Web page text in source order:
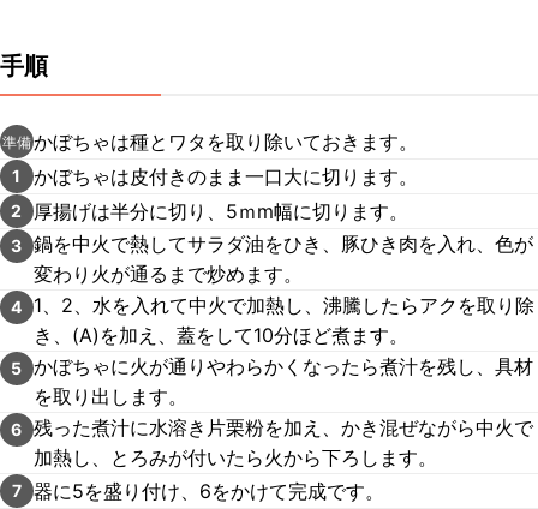
手順
準備かぼちゃは種とワタを取り除いておきます。
1 かぼちゃは皮付きのまま一口大に切ります。
2 厚揚げは半分に切り、5ｍm幅に切ります。
3 鍋を中火で熱してサラダ油をひき、豚ひき肉を入れ、色が
変わり火が通るまで炒めます。
4
1、2、水を入れて中火で加熱し、沸騰したらアクを取り除
き、(A)を加え、蓋をして10分ほど煮ます。
5 かぼちゃに火が通りやわらかくなったら煮汁を残し、具材
を取り出します。
6 残った煮汁に水溶き片栗粉を加え、かき混ぜながら中火で
加熱し、とろみが付いたら火から下ろします。
7 器に5を盛り付け、6をかけて完成です。